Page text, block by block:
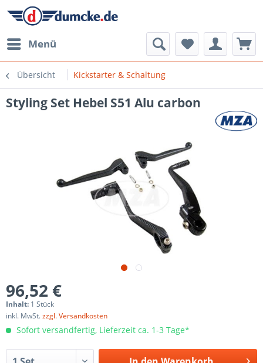
Menü
Übersicht Kickstarter & Schaltung
Styling Set Hebel S51 Alu carbon
96,52 €
Inhalt: 1 Stück
inkl. MwSt.zzgl. Versandkosten
Sofort versandfertig, Lieferzeit ca. 1-3 Tage*